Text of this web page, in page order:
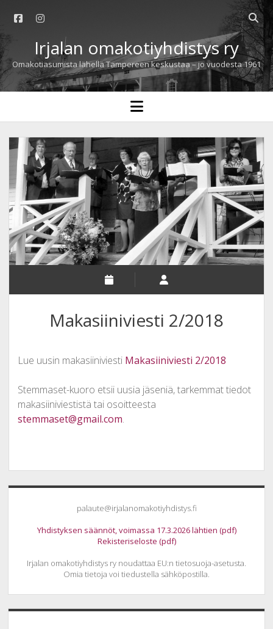
facebookinstagram
Open
bar
Irjalan omakotiyhdistys ry
Omakotiasumista lähellä Tampereen keskustaa – jo vuodesta 1961
open
menu
Makasiiniviesti 2/2018
Lue uusin makasiiniviesti Makasiiniviesti 2/2018
Stemmaset-kuoro etsii uusia jäseniä, tarkemmat tiedot
makasiiniviestistä tai osoitteesta
stemmaset@gmail.com.
Sidebar
palaute@irjalanomakotiyhdistys.fi
Yhdistyksen säännöt, voimassa 17.3.2026 lähtien (pdf)
Rekisteriseloste (pdf)
Irjalan omakotiyhdistys ry noudattaa EU:n tietosuoja-asetusta.
Omia tietoja voi tiedustella sähköpostilla.